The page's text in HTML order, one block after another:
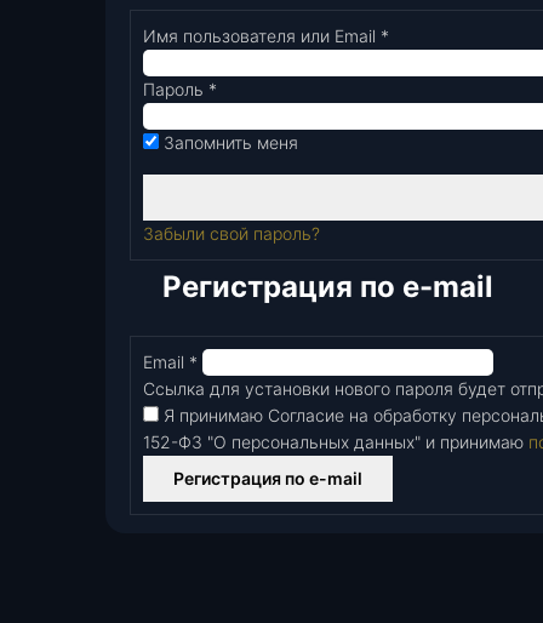
Имя пользователя или Email *
Пароль *
Запомнить меня
Забыли свой пароль?
Регистрация по e-mail
Email *
Ссылка для установки нового пароля будет
Я принимаю Согласие на обработку
152-Ф3 "О персональных данных" и принимаю
Регистрация по e-mail